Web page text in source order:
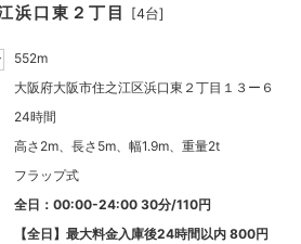
浜口東２丁目 [4台]
552m
大阪府大阪市住之江区浜口東２丁目１３ー６
24時間
高さ2m、長さ5m、幅1.9m、重量2t
フラップ式
全日：00:00-24:00 30分/110円
【全日】最大料金入庫後24時間以内800円